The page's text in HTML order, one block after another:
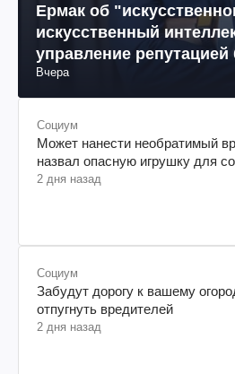
Ермак об
искусственный
управление репутацией
Вчера
Социум
Может нанести необратимый
назвал опасную игрушку для
2 дня назад
Социум
Забудут дорогу к вашему
отпугнуть вредителей
2 дня назад